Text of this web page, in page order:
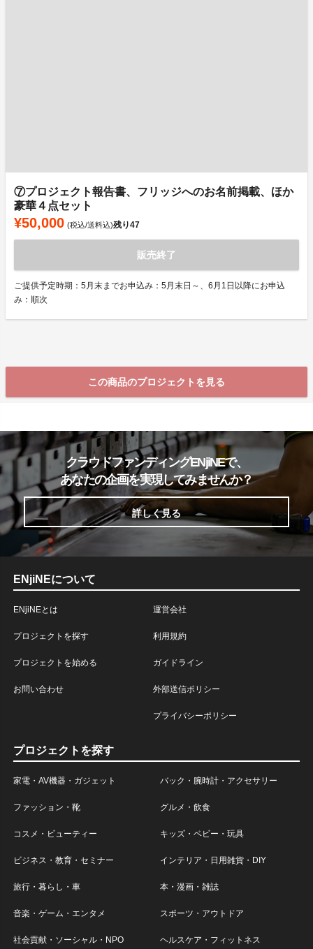
⑦プロジェクト報告書、フリッジへのお名前掲載、ほか
豪華４点セット
¥50,000 (税込/送料込)残り47
販売終了
ご提供予定時期：5月末までお申込み：5月末日～、6月1日以降にお申込
み：順次
この商品のプロジェクトを見る
クラウドファンディングENjiNEで、
あなたの企画を実現してみませんか？
詳しく見る
ENjiNEについて
ENjiNEとは
プロジェクトを探す
プロジェクトを始める
お問い合わせ
運営会社
利用規約
ガイドライン
外部送信ポリシー
プライバシーポリシー
プロジェクトを探す
家電・AV機器・ガジェット バック・腕時計・アクセサリー
ファッション・靴 グルメ・飲食
コスメ・ビューティー キッズ・ベビー・玩具
ビジネス・教育・セミナー インテリア・日用雑貨・DIY
旅行・暮らし・車 本・漫画・雑誌
音楽・ゲーム・エンタメ スポーツ・アウトドア
社会貢献・ソーシャル・NPO ヘルスケア・フィットネス